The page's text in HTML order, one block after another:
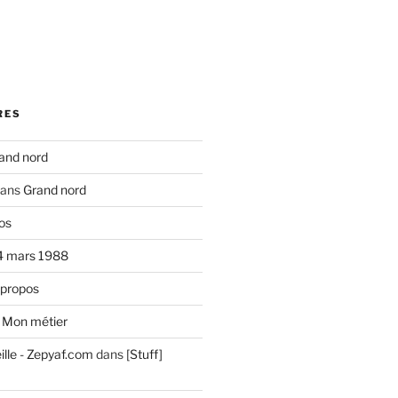
nord
Grand nord
mars 1988
Mon métier
- Zepyaf.com dans [Stuff]